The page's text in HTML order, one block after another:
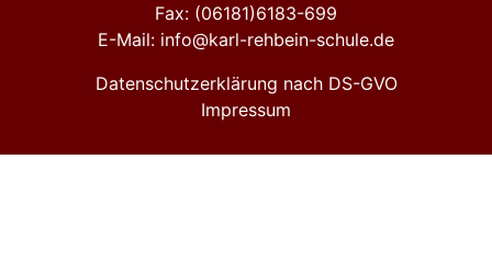
Fax: (06181)6183-699
E-Mail: info@karl-rehbein-schule.de
Datenschutzerklärung nach DS-GVO
Impressum